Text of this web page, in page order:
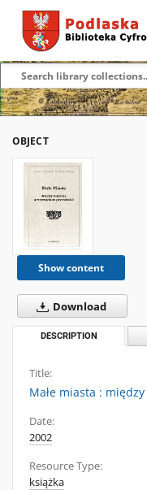
OBJECT
Show content
Download
DESCRIPTION
Title:
Małe miasta :
Date:
2002
Resource Type:
książka